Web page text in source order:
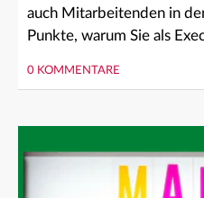
auch Mitarbeitenden in
Punkte, warum Sie als
0 KOMMENTARE